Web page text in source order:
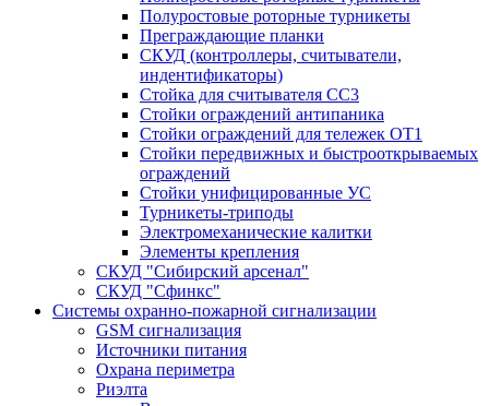
Полуростовые роторные турникеты
Преграждающие планки
СКУД (контроллеры, считыватели,
индентификаторы)
Стойка для считывателя СС3
Стойки ограждений антипаника
Стойки ограждений для тележек ОТ1
Стойки передвижных и быстрооткрываемых
ограждений
Стойки унифицированные УС
Турникеты-триподы
Электромеханические калитки
Элементы крепления
СКУД "Сибирский арсенал"
СКУД "Сфинкс"
Системы охранно-пожарной сигнализации
GSM сигнализация
Источники питания
Охрана периметра
Риэлта